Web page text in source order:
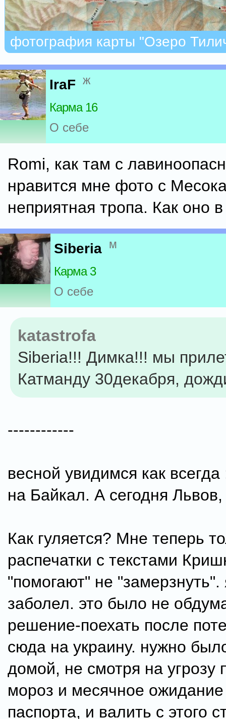
фотография карты "Озеро
IraF ж
Карма 16
О себе
Romi, как там с
нравится мне фото с
неприятная тропа. Как оно
Siberia м
Карма 3
О себе
katastrofa
Siberia!!! Димка!!! мы
Катманду 30декабря,
------------
весной увидимся как
на Байкал. А сегодня
Как гуляется? Мне теперь
распечатки с текстами
"помогают" не "замерзнуть".
заболел. это было не
решение-поехать после
сюда на украину. нужно
домой, не смотря на угрозу
мороз и месячное ожидание
паспорта, и валить с этого